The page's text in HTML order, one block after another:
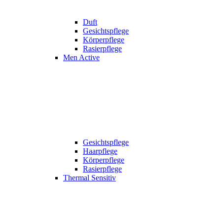
Duft
Gesichtspflege
Körperpflege
Rasierpflege
Men Active
Gesichtspflege
Haarpflege
Körperpflege
Rasierpflege
Thermal Sensitiv